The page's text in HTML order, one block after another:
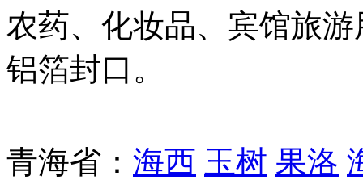
农药、化妆品、宾馆旅
铝箔封口。
青海省 ： 海西 玉树 果洛